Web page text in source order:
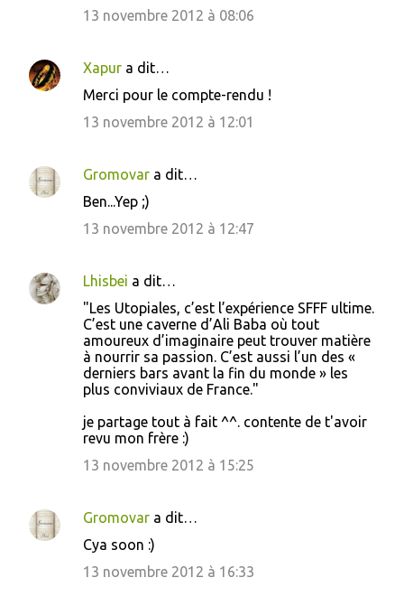
13 novembre 2012 à 08:06
Xapur a dit…
Merci pour le compte-rendu !
13 novembre 2012 à 12:01
Gromovar a dit…
Ben...Yep ;)
13 novembre 2012 à 12:47
Lhisbei a dit…
"Les Utopiales, c’est l’expérience SFFF ultime.
C’est une caverne d’Ali Baba où tout
amoureux d’imaginaire peut trouver matière
à nourrir sa passion. C’est aussi l’un des «
derniers bars avant la fin du monde » les
plus conviviaux de France."
je partage tout à fait ^^. contente de t'avoir
revu mon frère :)
13 novembre 2012 à 15:25
Gromovar a dit…
Cya soon :)
13 novembre 2012 à 16:33